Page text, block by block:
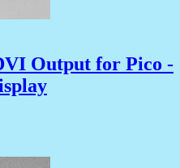
Output for Pico -